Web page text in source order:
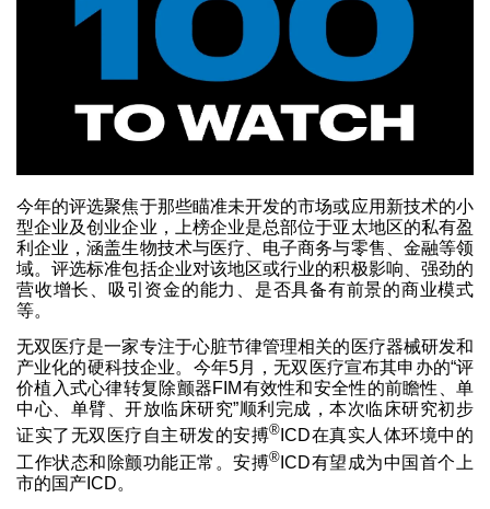
今年的评选聚焦于那些瞄准未开发的市场或应用新技术的小
型企业及创业企业，上榜企业是总部位于亚太地区的私有盈
利企业，涵盖生物技术与医疗、电子商务与零售、金融等领
域。评选标准包括企业对该地区或行业的积极影响、强劲的
营收增长、吸引资金的能力、是否具备有前景的商业模式
等。
无双医疗是一家专注于心脏节律管理相关的医疗器械研发和
产业化的硬科技企业。今年5月，无双医疗宣布其申办的“评
价植入式心律转复除颤器FIM有效性和安全性的前瞻性、单
中心、单臂、开放临床研究”顺利完成，本次临床研究初步
证实了无双医疗自主研发的安搏® ICD在真实人体环境中的
工作状态和除颤功能正常。安搏® ICD有望成为中国首个上
市的国产ICD。